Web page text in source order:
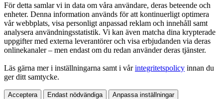
För detta samlar vi in data om våra användare, deras beteende och
enheter. Denna information används för att kontinuerligt optimera
vår webbplats, visa personligt anpassad reklam och innehåll samt
analysera användningsstatistik. Vi kan även matcha dina krypterade
uppgifter med externa leverantörer och visa erbjudanden via deras
onlinekanaler – men endast om du redan använder deras tjänster.
Läs gärna mer i inställningarna samt i vårintegritetspolicy innan du
ger ditt samtycke.
Acceptera Endast nödvändiga Anpassa inställningar